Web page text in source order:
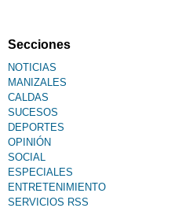
Secciones
NOTICIAS
MANIZALES
CALDAS
SUCESOS
DEPORTES
OPINIÓN
SOCIAL
ESPECIALES
ENTRETENIMIENTO
SERVICIOS RSS